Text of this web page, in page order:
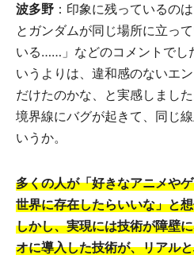
波多野 ：印象に残っているの
とガンダムが同じ場所に立っ
いる……」などのコメントでし
いうよりは、違和感のないエ
だけたのかな、と実感しまし
境界線にバグが起きて、同じ
いうか。
多くの人が「好きなアニメや
世界に存在したらいいな」と
しかし、実現には技術が障壁
オに導入した技術が、リアル